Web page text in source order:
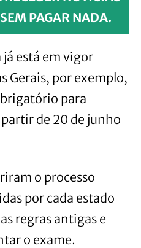
PAGAR NADA.
está em vigor
Gerais, por exemplo,
para
de 20 de junho
o processo
por cada estado
regras antigas e
o exame.